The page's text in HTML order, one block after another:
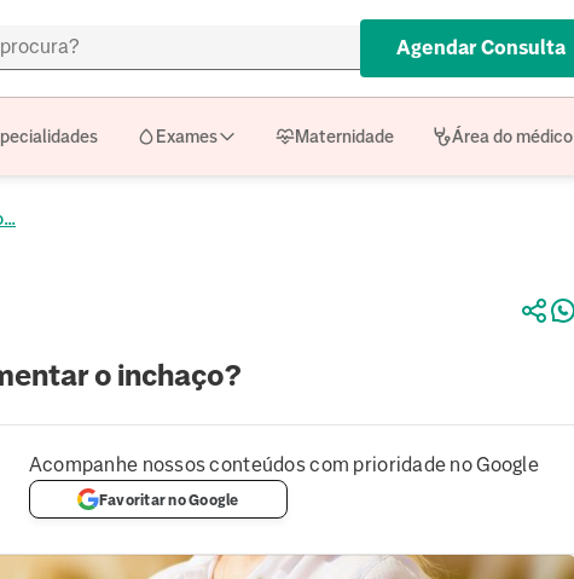
Agendar Consulta
Exames Maternidade Área do médico
o inchaço?
Acompanhe nossos conteúdos com prioridade no Google
Favoritar no Google